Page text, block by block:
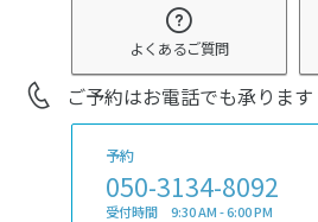
よくあるご質問
ご予約はお電話でも承ります
予約
050-3134-8092
受付時間 9:30 AM - 6:00 PM